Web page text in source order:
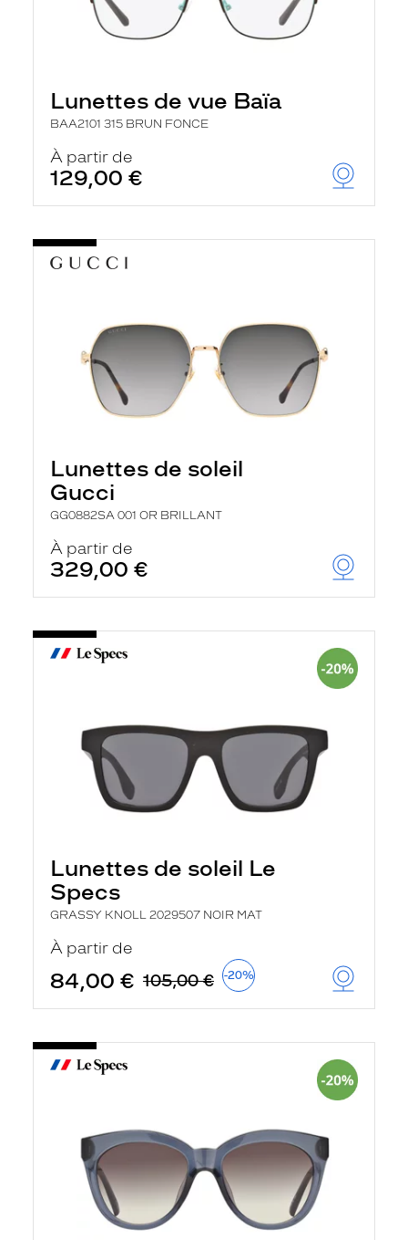
Lunettes de vue Baïa
BAA2101 315 BRUN FONCE
À partir de
129,00 €
Lunettes de soleil
Gucci
GG0882SA 001 OR BRILLANT
À partir de
329,00 €
Lunettes de soleil Le
Specs
GRASSY KNOLL 2029507 NOIR MAT
À partir de
84,00 € 105,00 € -20%